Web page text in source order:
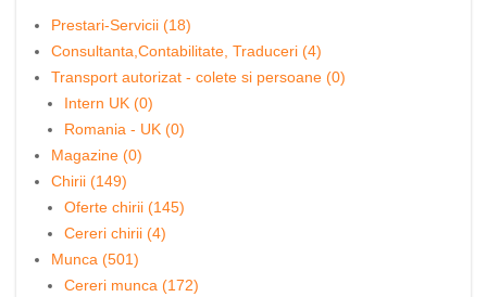
Prestari-Servicii (18)
Consultanta,Contabilitate, Traduceri (4)
Transport autorizat - colete si persoane (0)
Intern UK (0)
Romania - UK (0)
Magazine (0)
Chirii (149)
Oferte chirii (145)
Cereri chirii (4)
Munca (501)
Cereri munca (172)